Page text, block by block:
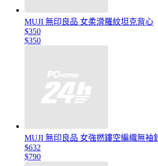
MUJI 無印良品 女柔滑羅紋坦克背心
$350
$350
MUJI 無印良品 女強撚鏤空編織無袖
$632
$790